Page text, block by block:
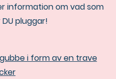
information om vad som
pluggar!